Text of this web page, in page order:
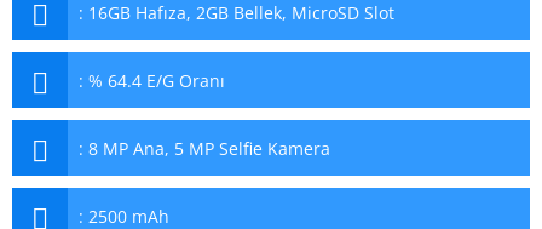
: 16GB Hafıza, 2GB Bellek, MicroSD Slot
: % 64.4 E/G Oranı
: 8 MP Ana, 5 MP Selfie Kamera
: 2500 mAh